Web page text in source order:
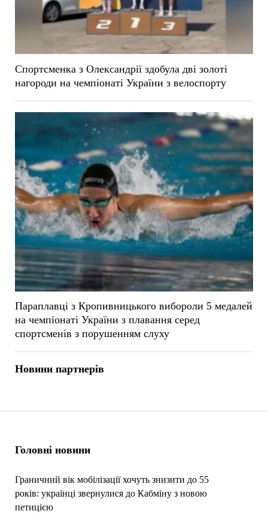
Головні новини
Граничний вік мобілізації хочуть знизити до 55
років: українці звернулися до Кабміну з новою
петицією
Спортсменка з Олександрії здобула дві золоті
нагороди на чемпіонаті України з велоспорту
Параплавці з Кропивницького вибороли 5 медалей
на чемпіонаті України з плавання серед
спортсменів з порушенням слуху
Новини партнерів